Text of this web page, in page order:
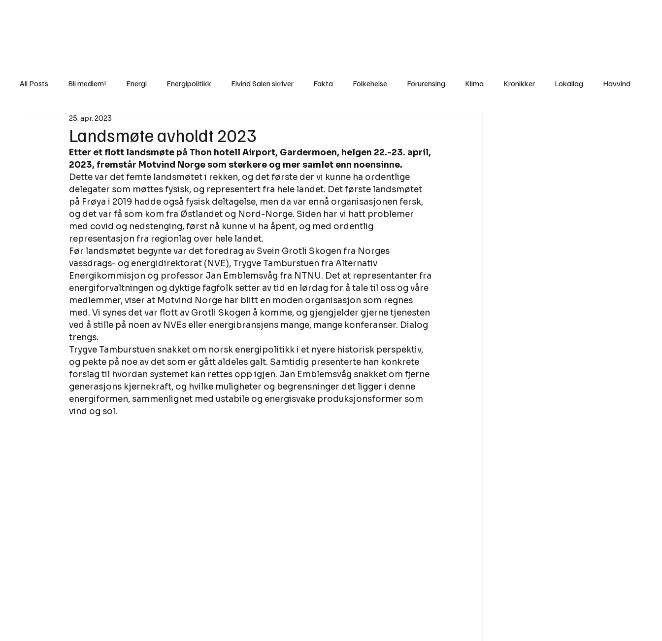
All Posts Bli medlem! Energi Energipolitikk Eivind Salen skriver Fakta Folkehelse Forurensing Klima Kronikker Lokallag Havvind
Lov og rett Lovbrudd
Rettslige skritt i Klartekst Ukens innlegg Utvalgte artikler Gaute forklarer Fakta om vindkraft
Landsmøte avholdt 2023
25. apr. 2023
Etter et flott landsmøte på Thon hotell Airport, Gardermoen, helgen 22.-23. april,
2023, fremstår Motvind Norge som sterkere og mer samlet enn noensinne.
Dette var det femte landsmøtet i rekken, og det første der vi kunne ha ordentlige
delegater som møttes fysisk, og representert fra hele landet. Det første landsmøtet
på Frøya i 2019 hadde også fysisk deltagelse, men da var ennå organisasjonen fersk,
og det var få som kom fra Østlandet og Nord-Norge. Siden har vi hatt problemer
med covid og nedstenging, først nå kunne vi ha åpent, og med ordentlig
representasjon fra regionlag over hele landet.
Før landsmøtet begynte var det foredrag av Svein Grotli Skogen fra Norges
vassdrags- og energidirektorat (NVE), Trygve Tamburstuen fra Alternativ
Energikommisjon og professor Jan Emblemsvåg fra NTNU. Det at representanter fra
energiforvaltningen og dyktige fagfolk setter av tid en lørdag for å tale til oss og våre
medlemmer, viser at Motvind Norge har blitt en moden organisasjon som regnes
med. Vi synes det var flott av Grotli Skogen å komme, og gjengjelder gjerne tjenesten
ved å stille på noen av NVEs eller energibransjens mange, mange konferanser. Dialog
trengs.
Trygve Tamburstuen snakket om norsk energipolitikk i et nyere historisk perspektiv,
og pekte på noe av det som er gått aldeles galt. Samtidig presenterte han konkrete
forslag til hvordan systemet kan rettes opp igjen. Jan Emblemsvåg snakket om fjerne
generasjons kjernekraft, og hvilke muligheter og begrensninger det ligger i denne
energiformen, sammenlignet med ustabile og energisvake produksjonsformer som
vind og sol.